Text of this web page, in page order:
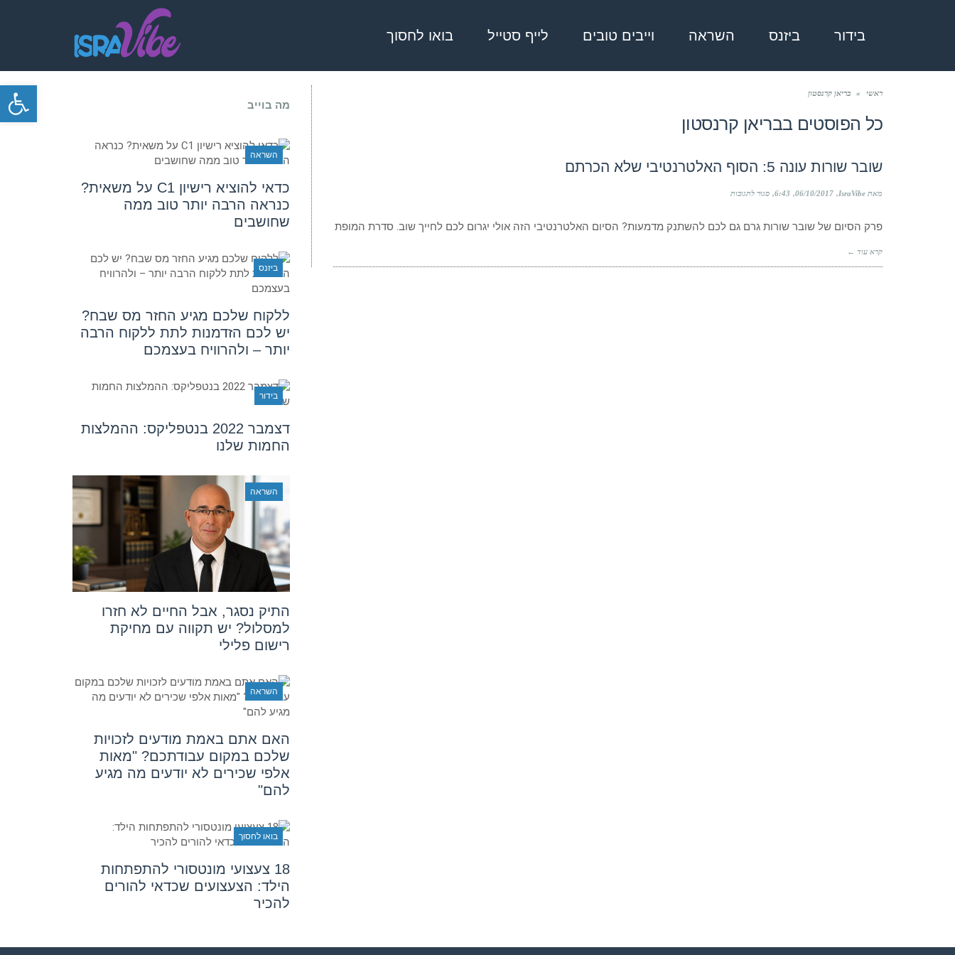
בידור ביזנס השראה וייבים טובים לייף סטייל בואו לחסוך
ראשי » בריאן קרנסטון
כל הפוסטים בבריאן קרנסטון
שובר שורות עונה 5: הסוף האלטרנטיבי שלא הכרתם
מאת IsraVibe 06/10/2017
6:43 סגור לתגובות
עונה
פרק הסיום של שובר שורות גרם גם לכם להשתנק מדמעות? הסיום האלטרנטיבי הזה אולי יגרום לכם לחייך שוב. סדרת המופת
קרא עוד ←
מה בוייב
השראה
כדאי להוציא רישיון C1 על משאית?
כנראה הרבה יותר טוב ממה
שחושבים
ביזנס
ללקוח שלכם מגיע החזר מס שבח?
יש לכם הזדמנות לתת ללקוח הרבה
יותר – ולהרוויח בעצמכם
בידור
דצמבר 2022 בנטפליקס: ההמלצות
החמות שלנו
השראה
התיק נסגר, אבל החיים לא חזרו
למסלול? יש תקווה עם מחיקת
רישום פלילי
השראה
האם אתם באמת מודעים לזכויות
שלכם במקום עבודתכם? "מאות
אלפי שכירים לא יודעים מה מגיע
להם"
בואו לחסוך
18 צעצועי מונטסורי להתפתחות
הילד: הצעצועים שכדאי להורים
להכיר
פתח